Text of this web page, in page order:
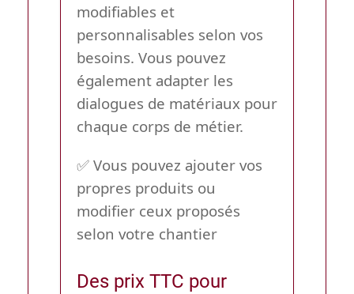
modifiables et
personnalisables selon vos
besoins. Vous pouvez
également adapter les
dialogues de matériaux pour
chaque corps de métier.
✅ Vous pouvez ajouter vos
propres produits ou
modifier ceux proposés
selon votre chantier
Des prix TTC pour